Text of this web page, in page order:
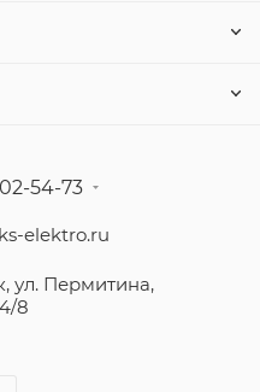
54-73
elektro.ru
ул. Пермитина,
8